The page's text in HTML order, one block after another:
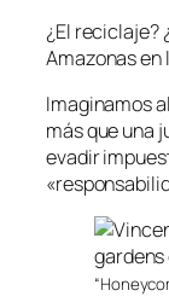
¿El reciclaje?
Amazonas en
Imaginamos
más que una
evadir